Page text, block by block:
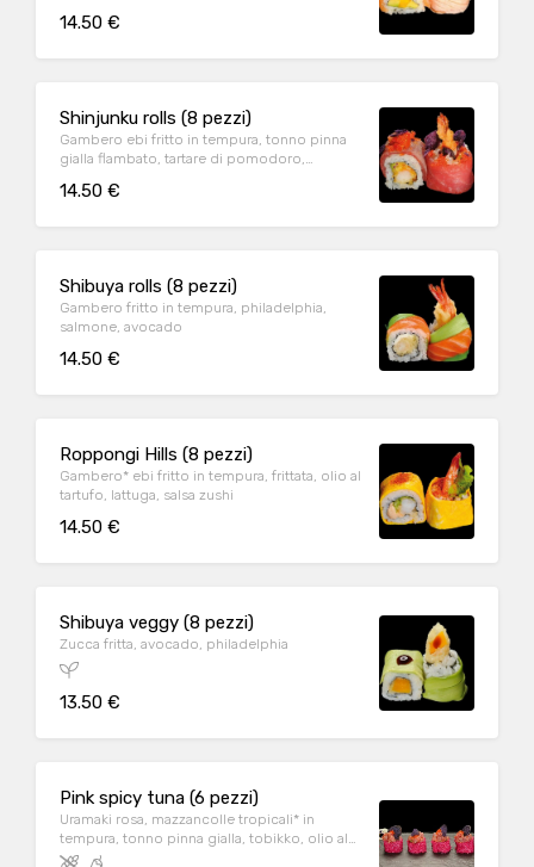
14.50 €
Shinjunku rolls (8 pezzi)
Gambero ebi fritto in tempura, tonno pinna
gialla flambato, tartare di pomodoro,
14.50 €
Shibuya rolls (8 pezzi)
Gambero fritto in tempura, philadelphia,
salmone, avocado
14.50 €
Roppongi Hills (8 pezzi)
Gambero* ebi fritto in tempura, frittata, olio al
tartufo, lattuga, salsa zushi
14.50 €
Shibuya veggy (8 pezzi)
Zucca fritta, avocado, philadelphia
13.50 €
Pink spicy tuna (6 pezzi)
Uramaki rosa, mazzancolle tropicali* in
tempura, tonno pinna gialla, tobikko, olio al
tartufo, erba cipollina, tabasco, patata viola e